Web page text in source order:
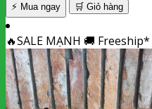
⚡ Mua ngay 🛒 Giỏ hàng
🔥SALE MẠNH 🚚 Freeship*